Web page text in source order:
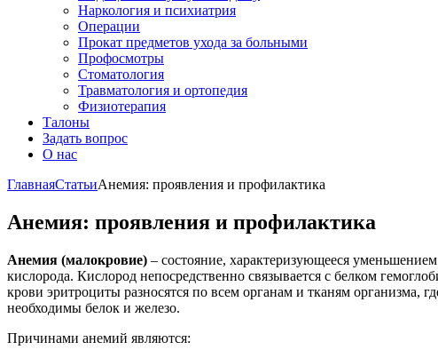
Наркология и психиатрия
Операции
Прокат предметов ухода за больными
Профосмотры
Стоматология
Травматология и ортопедия
Физиотерапия
Талоны
Задать вопрос
О нас
ГлавнаяСтатьиАнемия: проявления и профилактика
Анемия: проявления и профилактика
Анемия (малокровие) – состояние, характеризующееся
кислорода. Кислород непосредственно связывается с белком
крови эритроциты разносятся по всем органам и тканям организма,
необходимы белок и железо.
Причинами анемий являются: